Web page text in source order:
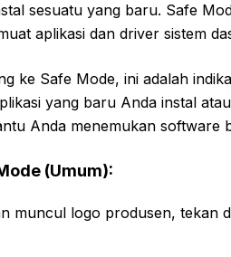
sesuatu yang baru. Safe
aplikasi dan driver sistem
ke Safe Mode, ini adalah
yang baru Anda instal
Anda menemukan software
(Umum):
muncul logo produsen, tekan